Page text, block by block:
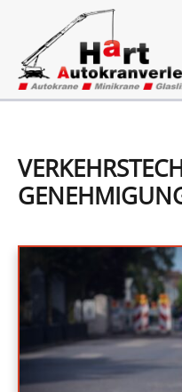
Zum Inhalt springen